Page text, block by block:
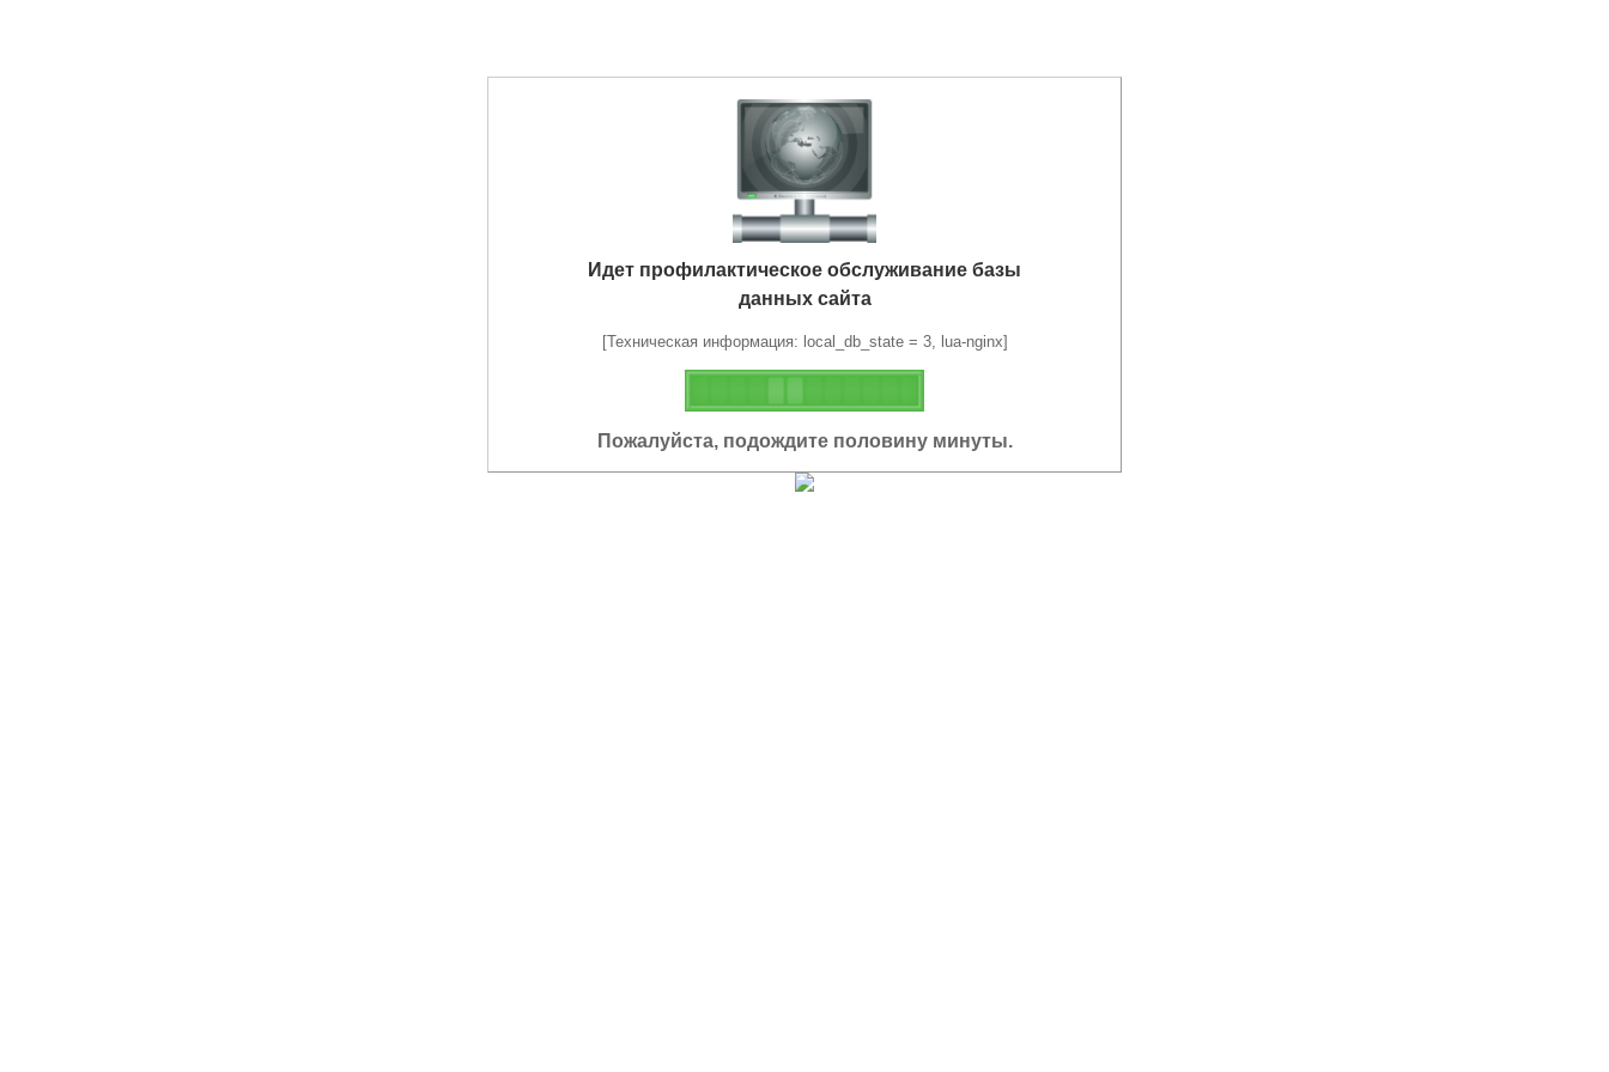
Идет профилактическое обслуживание базы
данных сайта
[Техническая информация: local_db_state = 3, lua-nginx]
Пожалуйста, подождите половину минуты.